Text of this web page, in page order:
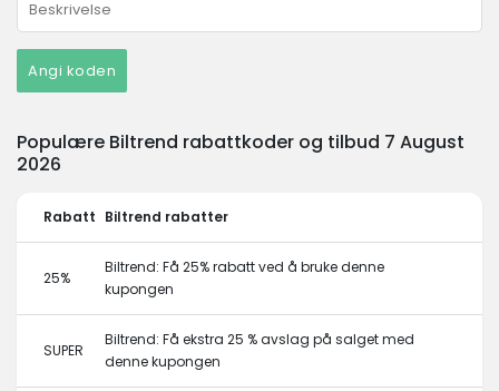
Angi koden
Populære Biltrend rabattkoder og tilbud 7 August
2026
Rabatt Biltrend rabatter
25%
Biltrend: Få 25% rabatt ved å bruke denne
kupongen
SUPER
Biltrend: Få ekstra 25 % avslag på salget med
denne kupongen